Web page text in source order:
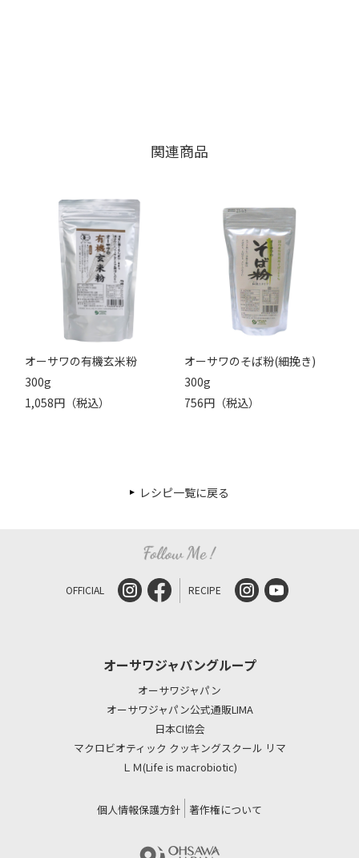
関連商品
オーサワの有機玄米粉
300g
1,058円（税込）
オーサワのそば粉(細挽き)
300g
756円（税込）
レシピ一覧に戻る
OFFICIAL RECIPE
オーサワジャパングループ
オーサワジャパン
オーサワジャパン公式通販LIMA
日本CI協会
マクロビオティック クッキングスクール リマ
ＬＭ(Life is macrobiotic)
個人情報保護方針 著作権について